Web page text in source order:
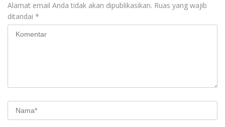
Alamat email Anda tidak akan dipublikasikan. Ruas yang wajib
ditandai *